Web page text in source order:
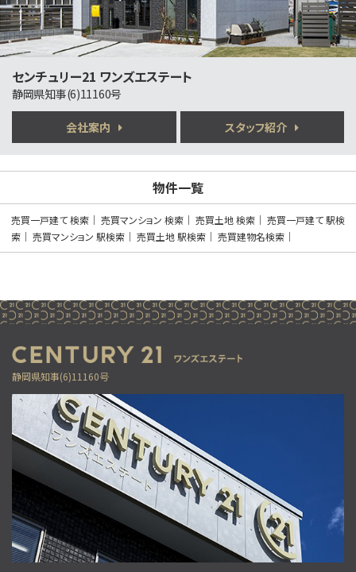
第5位
2,390万円
3ＬＤＫ
三島駅まで徒歩17分の利便性に加え、新幹線通勤に…
木目が美しい、吹き抜けのある別荘です！ 別荘なら…
第7位
歩10分
大岡小学校・大岡中学校区に位置する、子育て世帯に…
第8位
4ＬＤＫ
2026年7月、水回りを中心にリフォーム完工した…
第9位
4,300万円
3ＬＤＫ
御殿場駅
別荘地にふさわしいオシャレで豪華な造りです。定住…
センチュリー21 ワンズエステート
静岡県知事(6)11160号
会社案内 スタッフ紹介
物件一覧
売買一戸建て 検索 売買マンション 検索 売買土地 検索
売買一戸建て 駅検
索
売買マンション 駅検索 売買土地 駅検索 売買建物名検索
静岡県知事(6)11160号